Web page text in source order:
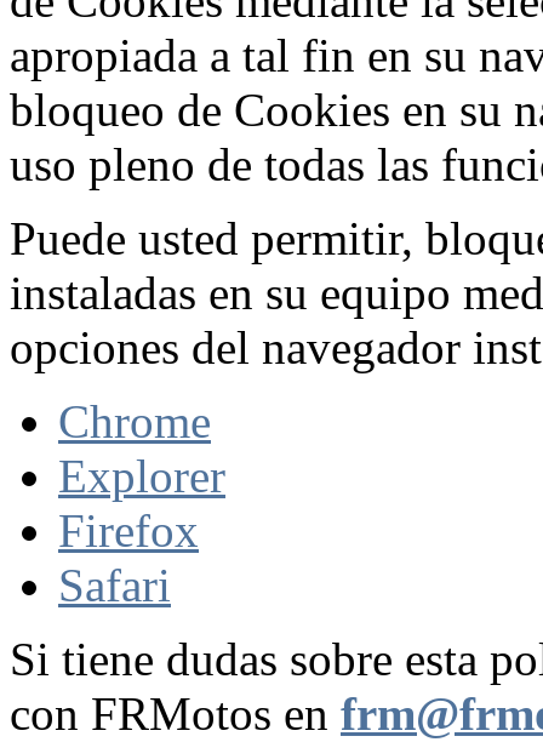
apropiada a tal fin en su
bloqueo de Cookies en su
uso pleno de todas las
Puede usted permitir,
instaladas en su equipo
opciones del navegador
Chrome
Explorer
Firefox
Safari
Si tiene dudas sobre esta
con FRMotos en